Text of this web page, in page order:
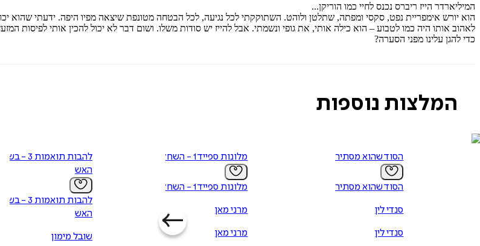
המיליארדר הייז ריברס נכנס לחיי כמו הוריקן...
הוא יורש אימפריית נפט, סקסי ומפתה, שתלטן ולוהט. השתוקקתי לכל נגיעה, לכל הבטחה מטונפת שיצאה מפיו היפה. ידעתי שהוא
לאהוב אותו היה כמו לטבוע – הוא כילה אותי, את גופי ונשמתי. אבל להייז יש סודות משלו. ושום דבר לא יכול להכין אותי
כדי להגן עלינו מפני הסערה?
המלצות נוספות
הסוד שהוא מסתיר
הסוד שהוא מסתיר
סנדי לין
סנדי לין
מלונות ספייד 1 - השחקן
מלונות ספייד 1 - השחקן
מרני מאן
מרני מאן
להבות תואמות 3 - בשטח
האש
להבות תואמות 3 - בשטח
האש
שובל מימון